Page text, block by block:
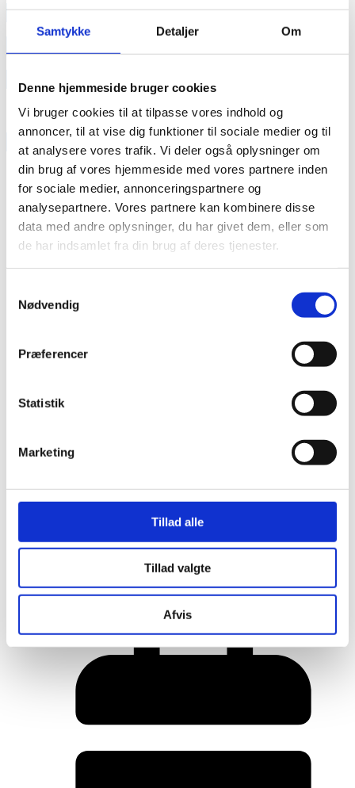
Samtykke Detaljer Om
Denne hjemmeside bruger cookies
Vi bruger cookies til at tilpasse vores indhold og
annoncer, til at vise dig funktioner til sociale medier og til
at analysere vores trafik. Vi deler også oplysninger om
din brug af vores hjemmeside med vores partnere inden
for sociale medier, annonceringspartnere og
analysepartnere. Vores partnere kan kombinere disse
data med andre oplysninger, du har givet dem, eller som
de har indsamlet fra din brug af deres tjenester.
Nødvendig
Præferencer
Statistik
Marketing
Tillad alle
Tillad valgte
Afvis
annonce
Like us
RAINBOW BUSINESS DENMARK
Her er alle vinderne fra årets Danish
Rainbow Awards